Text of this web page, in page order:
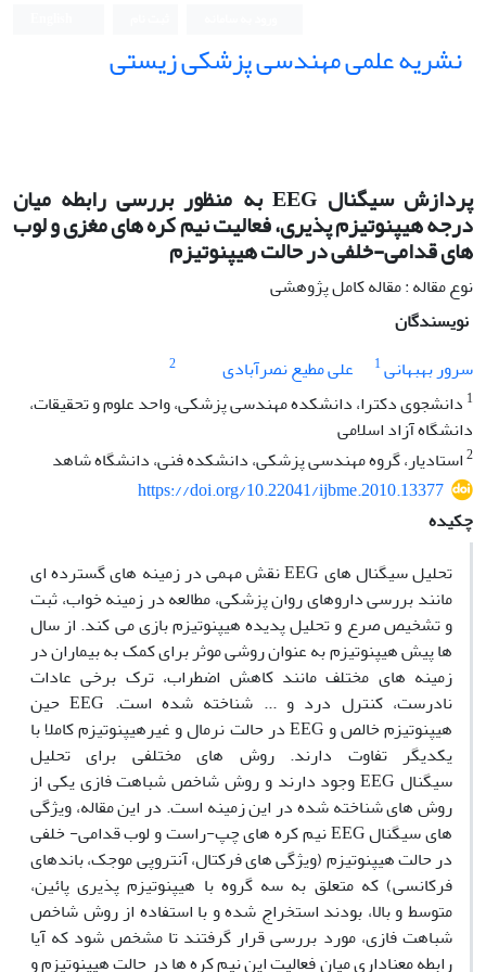
نشریه علمی مهندسی پزشکی زیستی
پردازش سیگنال EEG به منظور بررسی رابطه میان
درجه هیپنوتیزم پذیری، فعالیت نیم کره های مغزی و لوب
های قدامی-خلفی در حالت هیپنوتیزم
نوع مقاله : مقاله کامل پژوهشی
نویسندگان
سرور بهبهانی1 علی مطیع نصرآبادی
2
1 دانشجوی دکترا، دانشکده مهندسی پزشکی، واحد علوم و تحقیقات،
دانشگاه آزاد اسلامی
2استادیار، گروه مهندسی پزشکی، دانشکده فنی، دانشگاه شاهد
https://doi.org/10.22041/ijbme.2010.13377
چکیده
تحلیل سیگنال های EEGنقش مهمی در زمینه های گسترده ای
مانند بررسی داروهای روان پزشکی، مطالعه در زمینه خواب، ثبت
و تشخیص صرع و تحلیل پدیده هیپنوتیزم بازی می کند. از سال
ها پیش هیپنوتیزم به عنوان روشی موثر برای کمک به بیماران در
زمینه های مختلف مانند کاهش اضطراب، ترک برخی عادات
نادرست، کنترل درد و ... شناخته شده است. EEG حین
هیپنوتیزم خالص وEEGدر حالت نرمال و غیرهیپنوتیزم کاملا با
یکدیگر تفاوت دارند. روش های مختلفی برای تحلیل
سیگنالEEGوجود دارند و روش شاخص شباهت فازی یکی از
روش های شناخته شده در این زمینه است. در این مقاله، ویژگی
های سیگنالEEGنیم کره های چپ-راست و لوب قدامی- خلفی
در حالت هیپنوتیزم (ویژگی های فرکتال، آنتروپی موجک، باندهای
فرکانسی) که متعلق به سه گروه با هیپنوتیزم پذیری پائین،
متوسط و بالا، بودند استخراج شده و با استفاده از روش شاخص
شباهت فازی، مورد بررسی قرار گرفتند تا مشخص شود که آیا
رابطه معناداری میان فعالیت این نیم کره ها در حالت هیپنوتیزم و